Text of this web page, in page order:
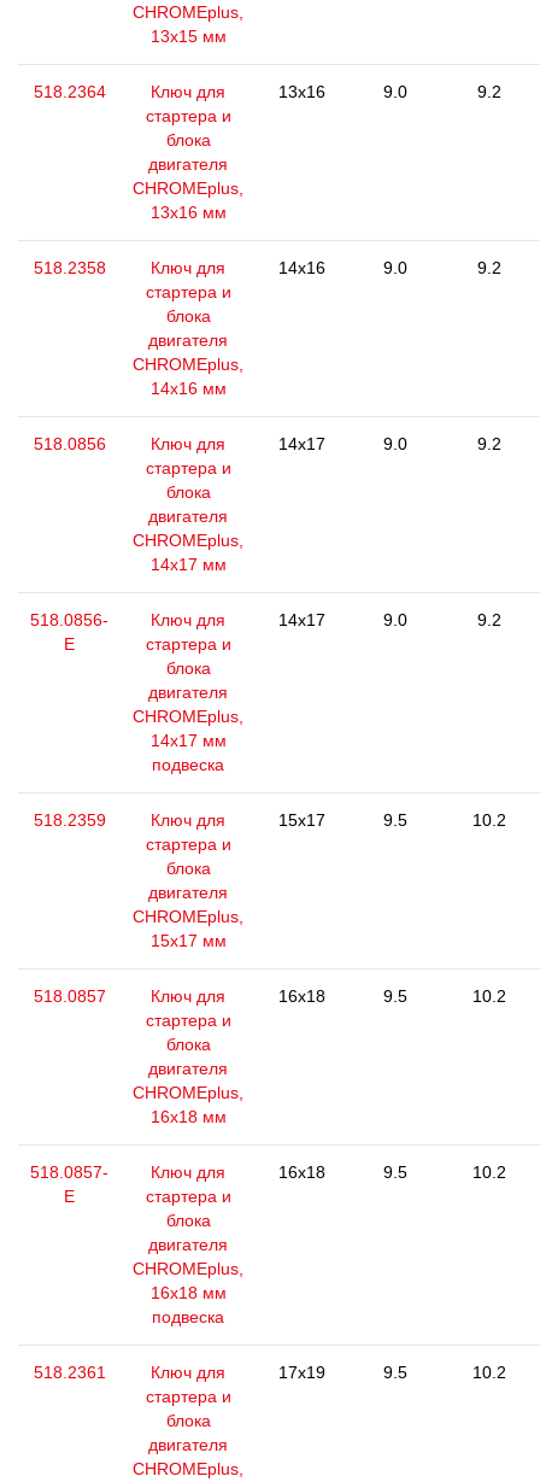
CHROMEplus,
13х15 мм
518.2364
Ключ для
стартера и
блока
двигателя
CHROMEplus,
13x16 мм
13x16 9.0 9.2
518.2358
Ключ для
стартера и
блока
двигателя
CHROMEplus,
14x16 мм
14x16 9.0 9.2
518.0856
Ключ для
стартера и
блока
двигателя
CHROMEplus,
14х17 мм
14x17 9.0 9.2
518.0856-
E
Ключ для
стартера и
блока
двигателя
CHROMEplus,
14х17 мм
подвеска
14x17 9.0 9.2
518.2359
Ключ для
стартера и
блока
двигателя
CHROMEplus,
15x17 мм
15x17 9.5 10.2
518.0857
Ключ для
стартера и
блока
двигателя
CHROMEplus,
16х18 мм
16x18 9.5 10.2
518.0857-
E
Ключ для
стартера и
блока
двигателя
CHROMEplus,
16х18 мм
подвеска
16x18 9.5 10.2
518.2361
Ключ для
стартера и
блока
двигателя
CHROMEplus,
17x19 9.5 10.2